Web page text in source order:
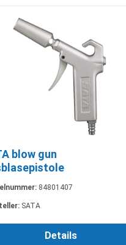
blow gun
84801407
SATA
Details